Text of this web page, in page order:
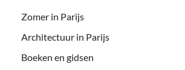
Zomer in Parijs
Architectuur in Parijs
Boeken en gidsen